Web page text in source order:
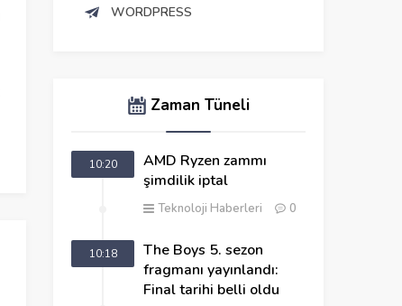
WORDPRESS
Zaman Tüneli
10:20
AMD Ryzen zammı
şimdilik iptal
Teknoloji Haberleri 0
10:18
The Boys 5. sezon
fragmanı yayınlandı:
Final tarihi belli oldu